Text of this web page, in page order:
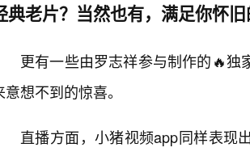
典老片？当然也有，满足你怀
更有一些由罗志祥参与制作的🔥
意想不到的惊喜。
直播方面，小猪视频app同样表现